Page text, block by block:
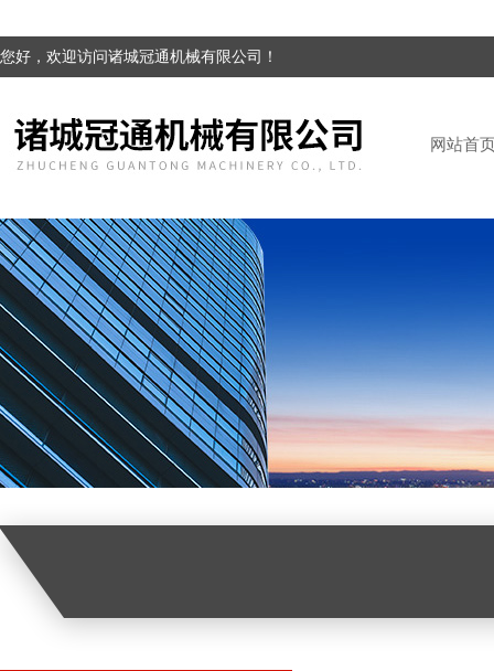
您好，欢迎访问诸城冠通机械有限公司！
网站首